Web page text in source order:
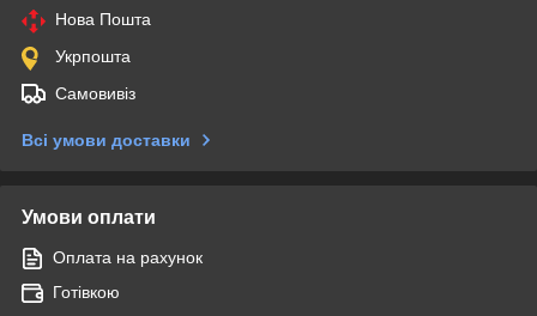
Нова Пошта
Укрпошта
Самовивіз
Всі умови доставки
Умови оплати
Оплата на рахунок
Готівкою